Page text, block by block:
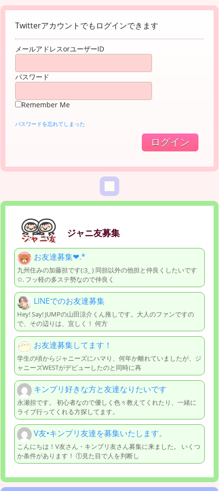
Twitterアカウントでもログインできます
メールアドレスorユーザーID
パスワード
Remember Me
パスワードを忘れてしまった
ジャニ友募集
お友達募集❤︎.*
九州住みの加藤担です(:3_ ) 同担以外の他担と仲良くしたいです
✩. フッ軽の多ステ勢なので仲良く
LINEでのお友達募集
Hey! Say! JUMPの山田涼介くん推しです。大人のファンですの
で、その辺りは、宜しく！ 何方
お友達募集してます‎！
学生の頃からジャニーズにハマり、何年か離れていましたが、ジ
ャニーズWESTがデビューしたのと同時に再
キンプリ好きな方と友達なりたいです
永瀬担です。 初心者なので優しく色々教えてくれたり、一緒に
ライブ行ってくれる方探してます。
V友•キンプリ友達を募集いたします。
こんにちは！V友さん・キンプリ友さん募集に来ました。 いくつ
か条件があります！ ①見た目で人を判断し